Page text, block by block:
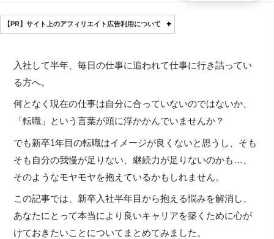
【PR】サイト上のアフィリエイト広告利用について
入社して半年、毎日の仕事に追われて仕事に行き詰ってい
る方へ。
何となく現在の仕事は自分に合っていないのではないか、
「転職」という言葉が頭に浮かかんでいませんか？
でも新卒1年目の転職はイメージが良くないと思うし、そも
そも自分の我慢が足りない、継続力が足りないのかも…、
そのようなモヤモヤを抱えているかもしれません。
この記事では、新卒入社半年目から抱える悩みを解消し、
あなたにとって本当により良いキャリアを築くために心が
けておきたいことについてまとめてみました。